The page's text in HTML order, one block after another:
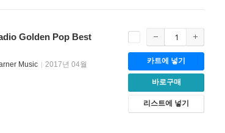
Golden Pop Best
Music 2017년 04월 카트에 넣기
바로구매
리스트에 넣기